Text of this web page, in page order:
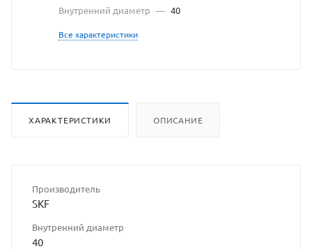
Внутренний диаметр — 40
Все характеристики
ХАРАКТЕРИСТИКИ ОПИСАНИЕ
Производитель
SKF
Внутренний диаметр
40